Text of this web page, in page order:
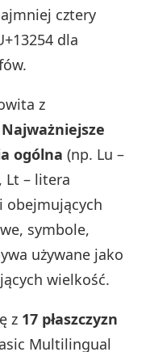
cztery
dla
z
Najważniejsze
ogólna (np. Lu –
Lt – litera
obejmujących
symbole,
używane jako
wielkość.
z 17 płaszczyzn
Multilingual